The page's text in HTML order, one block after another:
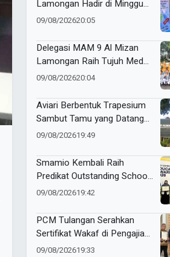
Lamongan Hadir di Minggu
Ceria, Buka Layanan dan
Perempuan
09/08/202620:05
Delegasi MAM 9 Al Mizan
Lamongan Raih Tujuh Medali
di ME Awards 2026
09/08/202620:04
Aviari Berbentuk Trapesium
Sambut Tamu yang Datang
ke SD Almadany
09/08/202619:49
Smamio Kembali Raih
Predikat Outstanding School
dalam ME Awards 2026
09/08/202619:42
PCM Tulangan Serahkan
Sertifikat Wakaf di Pengajian
Ahad Pagi
09/08/202619:33